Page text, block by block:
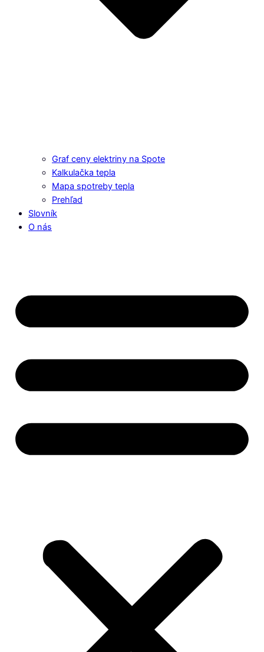
Graf ceny elektriny na Spote
Kalkulačka tepla
Mapa spotreby tepla
Prehľad
Slovník
O nás